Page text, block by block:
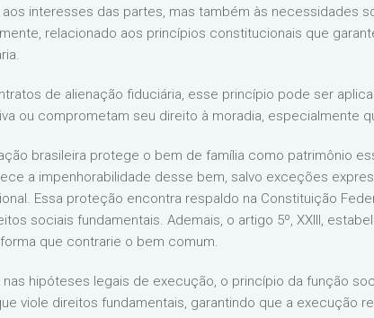
aos interesses das partes, mas também às necessidades
relacionado aos princípios constitucionais que
de alienação fiduciária, esse princípio pode ser
ou comprometam seu direito à moradia, especialmente
brasileira protege o bem de família como patrimônio
a impenhorabilidade desse bem, salvo exceções
Essa proteção encontra respaldo na Constituição
sociais fundamentais. Ademais, o artigo 5º, XXIII,
que contrarie o bem comum.
nas hipóteses legais de execução, o princípio da função
viole direitos fundamentais, garantindo que a execução